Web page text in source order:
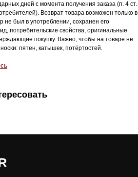
дней с момента получения заказа (п. 4 ст.
Возврат товара возможен только в
не был в употреблении, сохранен его
потребительские свойства, оригинальные
покупку. Важно, чтобы на товаре не
пятен, катышек, потёртостей.